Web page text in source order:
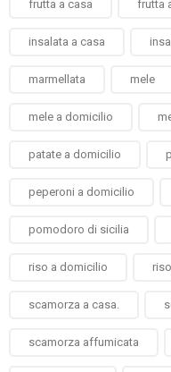
frutta a casa frutta
insalata a casa
marmellata mele
mele a domicilio
patate a domicilio
peperoni a domicilio
pomodoro di sicilia
riso a domicilio
scamorza a casa.
scamorza affumicata